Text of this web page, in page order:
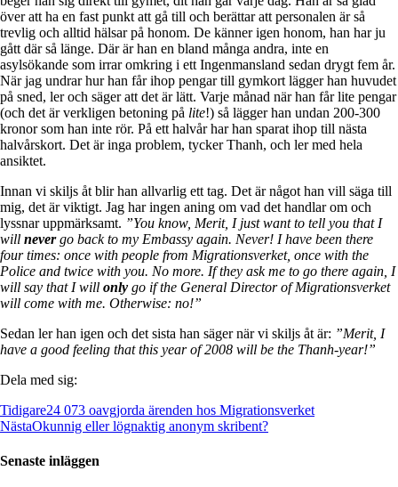
över att ha en fast punkt att gå till och berättar att personalen är så
trevlig och alltid hälsar på honom. De känner igen honom, han har ju
gått där så länge. Där är han en bland många andra, inte en
asylsökande som irrar omkring i ett Ingenmansland sedan drygt fem år.
När jag undrar hur han får ihop pengar till gymkort lägger han huvudet
på sned, ler och säger att det är lätt. Varje månad när han får lite pengar
(och det är verkligen betoning på lite!) så lägger han undan 200-300
kronor som han inte rör. På ett halvår har han sparat ihop till nästa
halvårskort. Det är inga problem, tycker Thanh, och ler med hela
ansiktet.
Innan vi skiljs åt blir han allvarlig ett tag. Det är något han vill säga till
mig, det är viktigt. Jag har ingen aning om vad det handlar om och
lyssnar uppmärksamt. ”You know, Merit, I just want to tell you that I
will nevergo back to my Embassy again. Never! I have been there
four times: once with people from Migrationsverket, once with the
Police and twice with you. No more. If they ask me to go there again, I
will say that I will only go if the General Director of Migrationsverket
will come with me. Otherwise: no!”
Sedan ler han igen och det sista han säger när vi skiljs åt är: ”Merit, I
have a good feeling that this year of 2008 will be the Thanh-year!”
Dela med sig:
Tidigare24 073 oavgjorda ärenden hos Migrationsverket
NästaOkunnig eller lögnaktig anonym skribent?
Senaste inläggen